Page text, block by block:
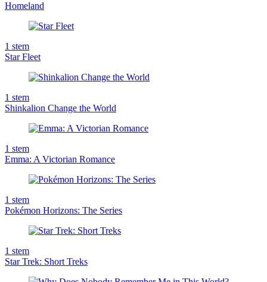
Homeland
1 stem
Star Fleet
1 stem
Shinkalion Change the World
1 stem
Emma: A Victorian Romance
1 stem
Pokémon Horizons: The Series
1 stem
Star Trek: Short Treks